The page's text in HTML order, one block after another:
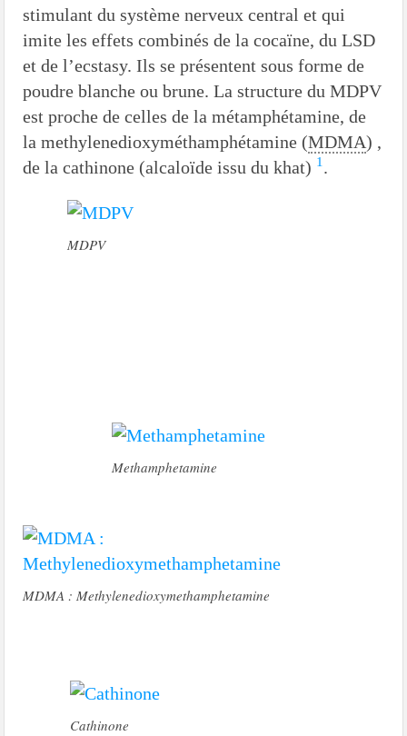
stimulant du système nerveux central et qui
imite les effets combinés de la cocaïne, du LSD
et de l’ecstasy. Ils se présentent sous forme de
poudre blanche ou brune. La structure du MDPV
est proche de celles de la métamphétamine, de
la methylenedioxyméthamphétamine (MDMA) ,
de la cathinone (alcaloïde issu du khat) 1.
MDPV
Methamphetamine
MDMA : Methylenedioxymethamphetamine
Cathinone